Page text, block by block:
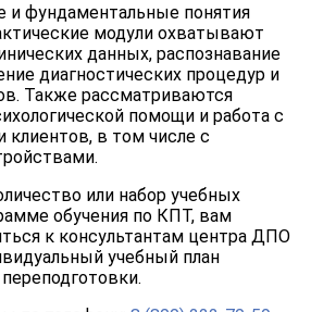
и фундаментальные понятия
модули охватывают
данных, распознавание
диагностических процедур и
Также рассматриваются
помощи и работа с
клиентов, в том числе с
или набор учебных
обучения по КПТ, вам
к консультантам центра ДПО
учебный план